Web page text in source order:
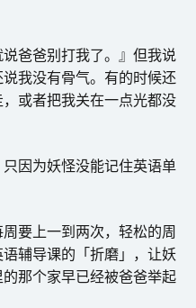
说爸爸别打我了。』但我说
我没有骨气。有的时候还
或者把我关在一点光都没
因为妖怪没能记住英语单
要上一到两次，轻松的周
辅导课的「折磨」，让妖
那个家早已经被爸爸举起